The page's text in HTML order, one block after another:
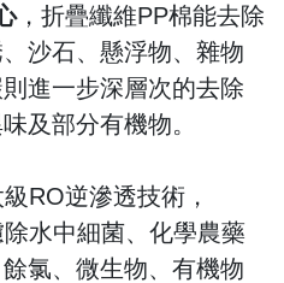
，折疊纖維PP棉能去除
沙石、懸浮物、雜物
進一步深層次的去除
及部分有機物。
級RO逆滲透技術，
水中細菌、化學農藥
氯、微生物、有機物